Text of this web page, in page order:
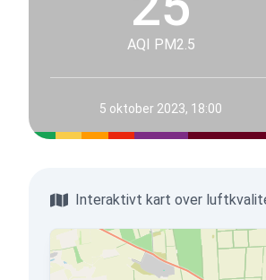
AQI PM2.5
5 oktober 2023, 18:00
Interaktivt kart over